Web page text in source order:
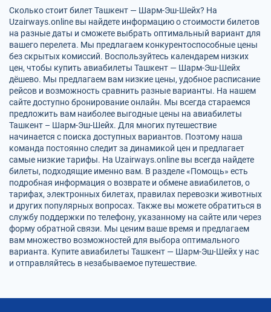
Сколько стоит билет Ташкент — Шарм-Эш-Шейх? На
Uzairways.online вы найдете информацию о стоимости билетов
на разные даты и сможете выбрать оптимальный вариант для
вашего перелета. Мы предлагаем конкурентоспособные цены
без скрытых комиссий. Воспользуйтесь календарем низких
цен, чтобы купить авиабилеты Ташкент — Шарм-Эш-Шейх
дёшево. Мы предлагаем вам низкие цены, удобное расписание
рейсов и возможность сравнить разные варианты. На нашем
сайте доступно бронирование онлайн. Мы всегда стараемся
предложить вам наиболее выгодные цены на авиабилеты
Ташкент – Шарм-Эш-Шейх. Для многих путешествие
начинается с поиска доступных вариантов. Поэтому наша
команда постоянно следит за динамикой цен и предлагает
самые низкие тарифы. На Uzairways.online вы всегда найдете
билеты, подходящие именно вам. В разделе «Помощь» есть
подробная информация о возврате и обмене авиабилетов, о
тарифах, электронных билетах, правилах перевозки животных
и других популярных вопросах. Также вы можете обратиться в
службу поддержки по телефону, указанному на сайте или через
форму обратной связи. Мы ценим ваше время и предлагаем
вам множество возможностей для выбора оптимального
варианта. Купите авиабилеты Ташкент — Шарм-Эш-Шейх у нас
и отправляйтесь в незабываемое путешествие.